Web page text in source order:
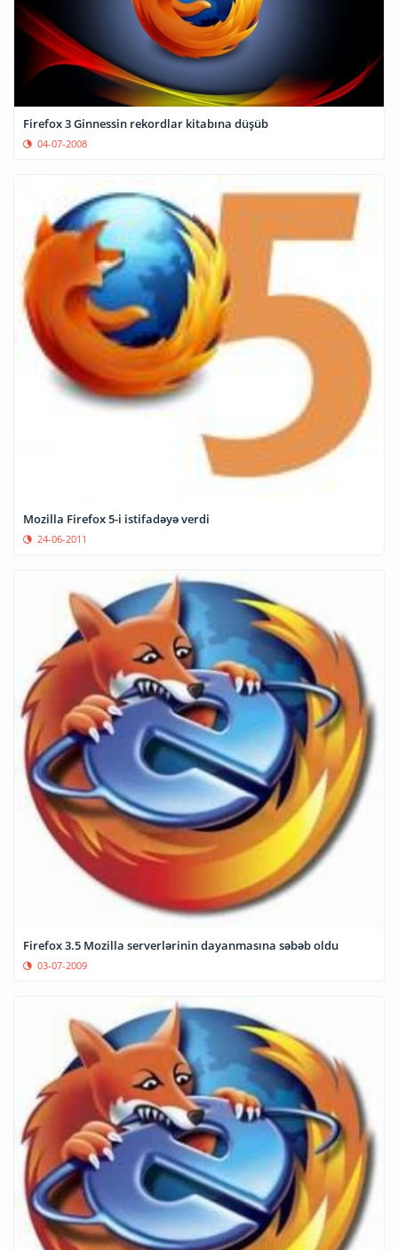
Firefox 3 Ginnessin rekordlar kitabına düşüb
04-07-2008
Mozilla Firefox 5-i istifadəyə verdi
24-06-2011
Firefox 3.5 Mozilla serverlərinin dayanmasına səbəb oldu
03-07-2009